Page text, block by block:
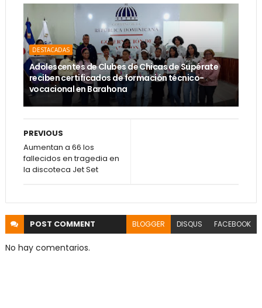
DESTACADAS
Adolescentes de Clubes de Chicas de Supérate
reciben certificados de formación técnico-
vocacional en Barahona
PREVIOUS
Aumentan a 66 los
fallecidos en tragedia en
la discoteca Jet Set
POST COMMENT BLOGGER DISQUS FACEBOOK
No hay comentarios.